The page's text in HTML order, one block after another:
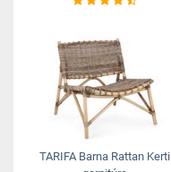
TARIFA Barna Rattan Kerti